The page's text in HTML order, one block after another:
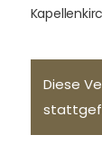
Diese